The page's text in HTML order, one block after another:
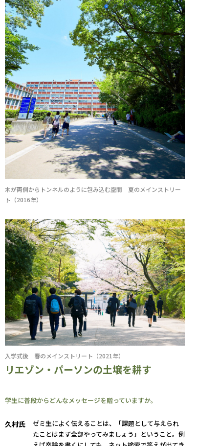
木が両側からトンネルのように包み込む空間 夏のメインストリー
ト（2016年）
入学式後 春のメインストリート（2021年）
リエゾン・パーソンの土壌を耕す
学生に普段からどんなメッセージを贈っていますか。
久村氏
ゼミ生によく伝えることは、「課題として与えられ
たことはまず全部やってみましょう」ということ。例